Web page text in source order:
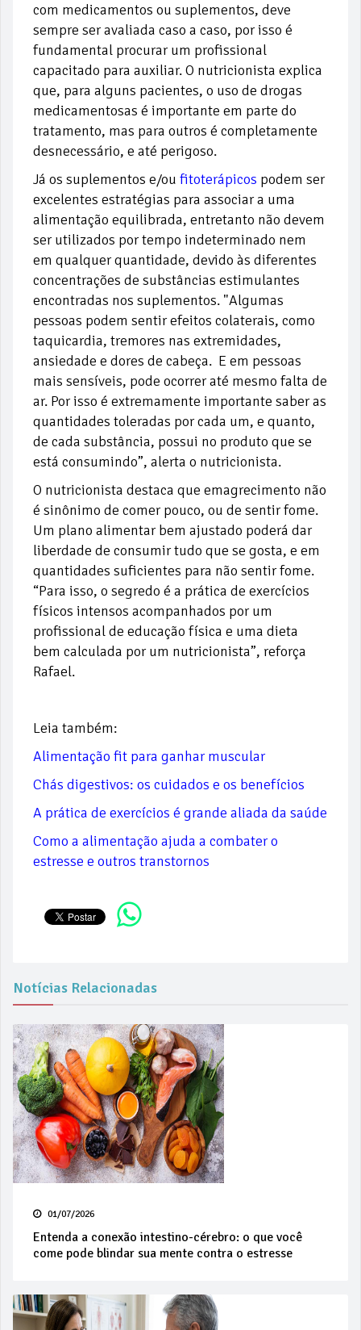
com medicamentos ou suplementos, deve
sempre ser avaliada caso a caso, por isso é
fundamental procurar um profissional
capacitado para auxiliar. O nutricionista explica
que, para alguns pacientes, o uso de drogas
medicamentosas é importante em parte do
tratamento, mas para outros é completamente
desnecessário, e até perigoso.
Já os suplementos e/ou fitoterápicos podem ser
excelentes estratégias para associar a uma
alimentação equilibrada, entretanto não devem
ser utilizados por tempo indeterminado nem
em qualquer quantidade, devido às diferentes
concentrações de substâncias estimulantes
encontradas nos suplementos. "Algumas
pessoas podem sentir efeitos colaterais, como
taquicardia, tremores nas extremidades,
ansiedade e dores de cabeça. E em pessoas
mais sensíveis, pode ocorrer até mesmo falta de
ar. Por isso é extremamente importante saber as
quantidades toleradas por cada um, e quanto,
de cada substância, possui no produto que se
está consumindo”, alerta o nutricionista.
O nutricionista destaca que emagrecimento não
é sinônimo de comer pouco, ou de sentir fome.
Um plano alimentar bem ajustado poderá dar
liberdade de consumir tudo que se gosta, e em
quantidades suficientes para não sentir fome.
“Para isso, o segredo é a prática de exercícios
físicos intensos acompanhados por um
profissional de educação física e uma dieta
bem calculada por um nutricionista”, reforça
Rafael.
Leia também:
Alimentação fit para ganhar muscular
Chás digestivos: os cuidados e os benefícios
A prática de exercícios é grande aliada da saúde
Como a alimentação ajuda a combater o
estresse e outros transtornos
Notícias Relacionadas
01/07/2026
Entenda a conexão intestino-cérebro: o que você
come pode blindar sua mente contra o estresse